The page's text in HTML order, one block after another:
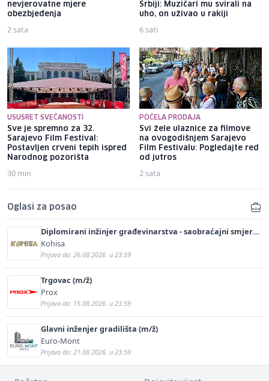
nevjerovatne mjere
obezbjeđenja
2 sata
Srbiji: Muzičari mu svirali na
uho, on uživao u rakiji
6 sati
USUSRET SVEČANOSTI
Sve je spremno za 32.
Sarajevo Film Festival:
Postavljen crveni tepih ispred
Narodnog pozorišta
30 min
POČELA PRODAJA
Svi žele ulaznice za filmove
na ovogodišnjem Sarajevo
Film Festivalu: Pogledajte red
od jutros
2 sata
Oglasi za posao
Diplomirani inžinjer građevinarstva - saobraćajni smjer
(m/ž)
Kohisa
Prijava do: 26.08.2026. u 23:59
Trgovac (m/ž)
Prox
Prijava do: 15.08.2026. u 23:59
Glavni inženjer gradilišta (m/ž)
Euro-Mont
Prijava do: 21.08.2026. u 23:59